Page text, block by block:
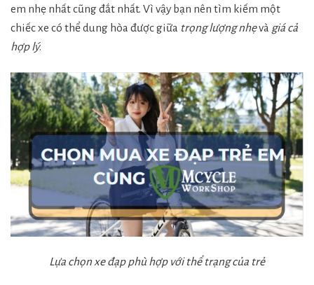
em nhẹ nhất cũng đắt nhất. Vì vậy bạn nên tìm kiếm một
chiếc xe có thể dung hòa được giữa trọng lượng nhẹvà giá cả
hợp lý.
Lựa chọn xe đạp phù hợp với thể trạng của trẻ